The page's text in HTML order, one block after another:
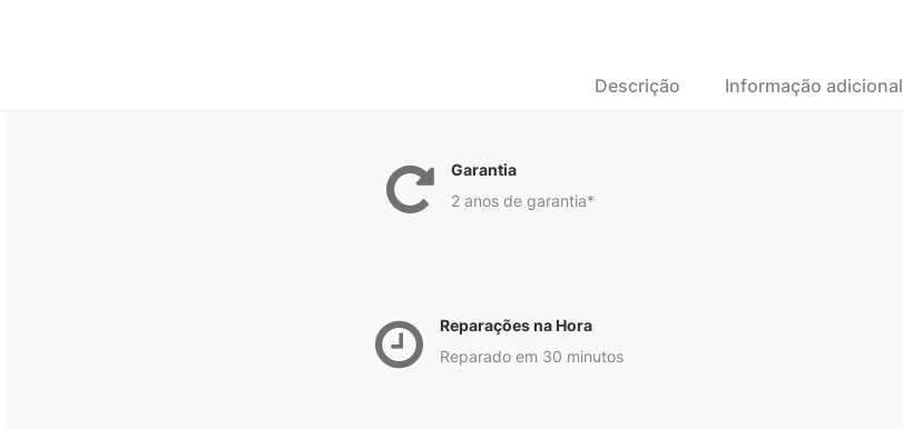
Descrição Informação adicional
Garantia
2 anos de garantia*
Reparações na Hora
Reparado em 30 minutos